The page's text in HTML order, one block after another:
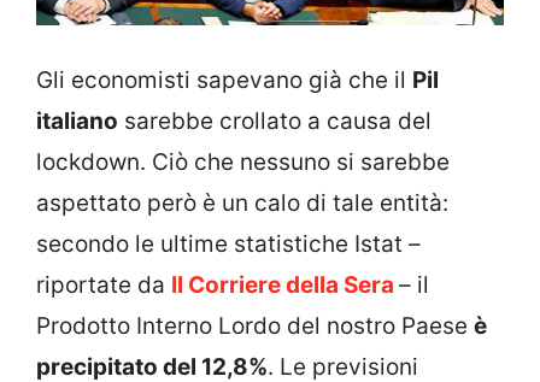
Gli economisti sapevano già che il Pil
italiano sarebbe crollato a causa del
lockdown. Ciò che nessuno si sarebbe
aspettato però è un calo di tale entità:
secondo le ultime statistiche Istat –
riportate da Il Corriere della Sera – il
Prodotto Interno Lordo del nostro Paese è
precipitato del 12,8%. Le previsioni